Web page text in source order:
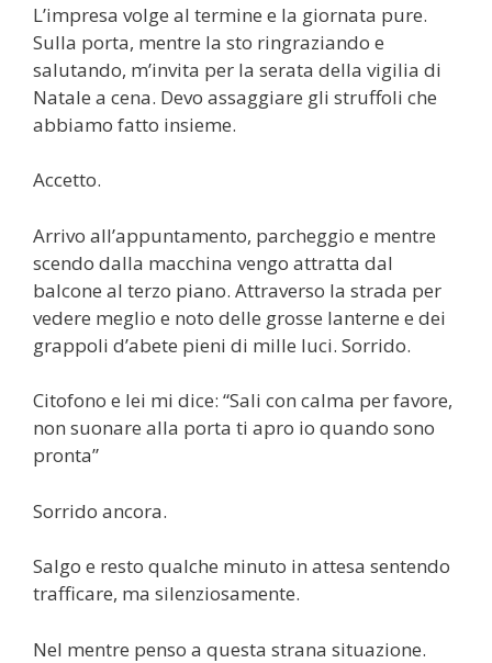
L’impresa volge al termine e la giornata pure.
Sulla porta, mentre la sto ringraziando e
salutando, m’invita per la serata della vigilia di
Natale a cena. Devo assaggiare gli struffoli che
abbiamo fatto insieme.
Accetto.
Arrivo all’appuntamento, parcheggio e mentre
scendo dalla macchina vengo attratta dal
balcone al terzo piano. Attraverso la strada per
vedere meglio e noto delle grosse lanterne e dei
grappoli d’abete pieni di mille luci. Sorrido.
Citofono e lei mi dice: “Sali con calma per favore,
non suonare alla porta ti apro io quando sono
pronta”
Sorrido ancora.
Salgo e resto qualche minuto in attesa sentendo
trafficare, ma silenziosamente.
Nel mentre penso a questa strana situazione.